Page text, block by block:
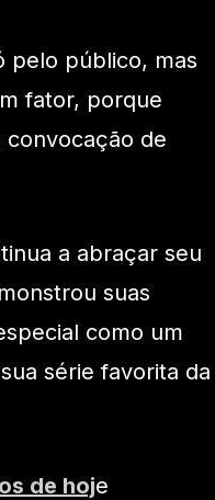
pelo público, mas
fator, porque
de
a abraçar seu
suas
como um
série favorita da
de hoje